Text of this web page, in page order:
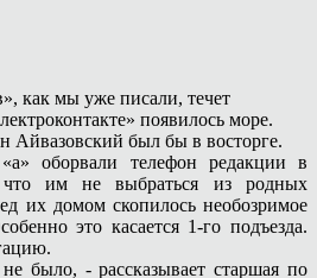
как мы уже писали, течет
появилось море.
Айвазовский был бы в восторге.
оборвали телефон редакции в
что им не выбраться из родных
их домом скопилось необозримое
это касается 1-го подъезда.
было, - рассказывает старшая по